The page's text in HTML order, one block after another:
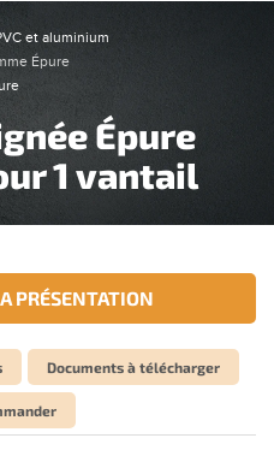
et aluminium
Épure
Épure
1 vantail
PRÉSENTATION
Documents à télécharger